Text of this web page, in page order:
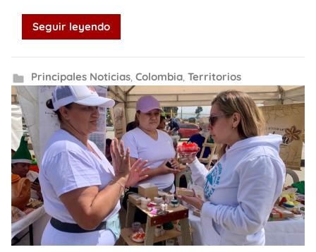
Seguir leyendo
Principales Noticias, Colombia, Territorios